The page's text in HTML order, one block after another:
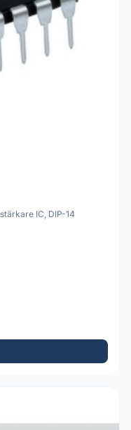
IC, DIP-14